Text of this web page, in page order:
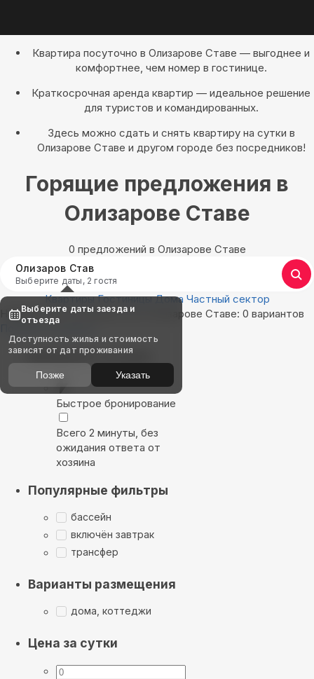
Квартира посуточно в Олизарове Ставе — выгоднее и
комфортнее, чем номер в гостинице.
Краткосрочная аренда квартир — идеальное решение
для туристов и командированных.
Здесь можно сдать и снять квартиру на сутки в
Олизарове Ставе и другом городе без посредников!
Горящие предложения в
Олизарове Ставе
0 предложений в Олизарове Ставе
Олизаров Став
Выберите даты, 2 гостя
Квартиры Гостиницы Дома Частный сектор
Найдём, где остановиться в Олизарове Ставе: 0 вариантов
Показать на карте
Выбирайте лучшее
Быстрое бронирование
Всего 2 минуты, без
ожидания ответа от
хозяина
Популярные фильтры
бассейн
включён завтрак
трансфер
Варианты размещения
дома, коттеджи
Цена за сутки
Выберите даты заезда и
отъезда
Доступность жилья и стоимость
зависят от дат проживания
Позже Указать